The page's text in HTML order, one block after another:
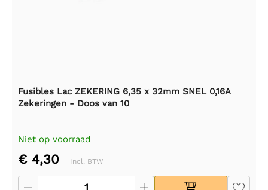
Fusibles Lac ZEKERING 6,35 x 32mm SNEL 0,16A
Zekeringen - Doos van 10
Niet op voorraad
€ 4,30 Incl. BTW